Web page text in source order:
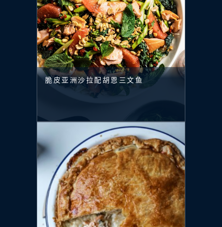
脆皮亚洲沙拉配胡恩三文鱼